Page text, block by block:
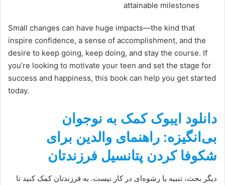
attainable milestones
Small changes can have huge impacts—the kind that
inspire confidence, a sense of accomplishment, and the
desire to keep going, keep doing, and stay the course. If
you’re looking to motivate your teen and set the stage for
success and happiness, this book can help you get started
today.
دانلود ایبوک کمک به نوجوان
بی‌انگیزه: راهنمای والدین برای
شکوفا کردن پتانسیل فرزندتان
دیگر بحث، تنبیه یا رشوه‌ای در کار نیست. به فرزندتان کمک کنید تا